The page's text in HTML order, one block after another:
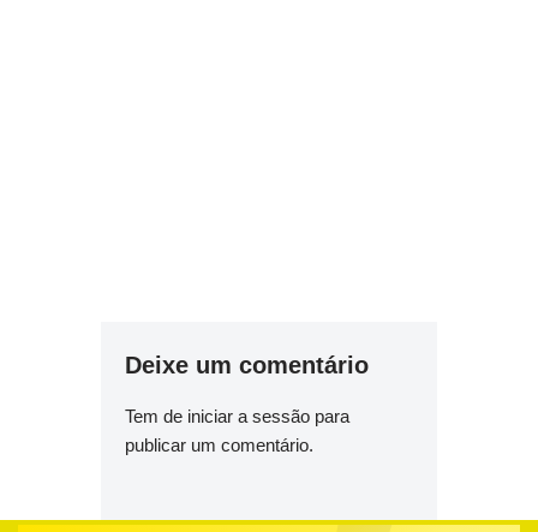
Deixe um comentário
Tem de iniciar a sessão para
publicar um comentário.